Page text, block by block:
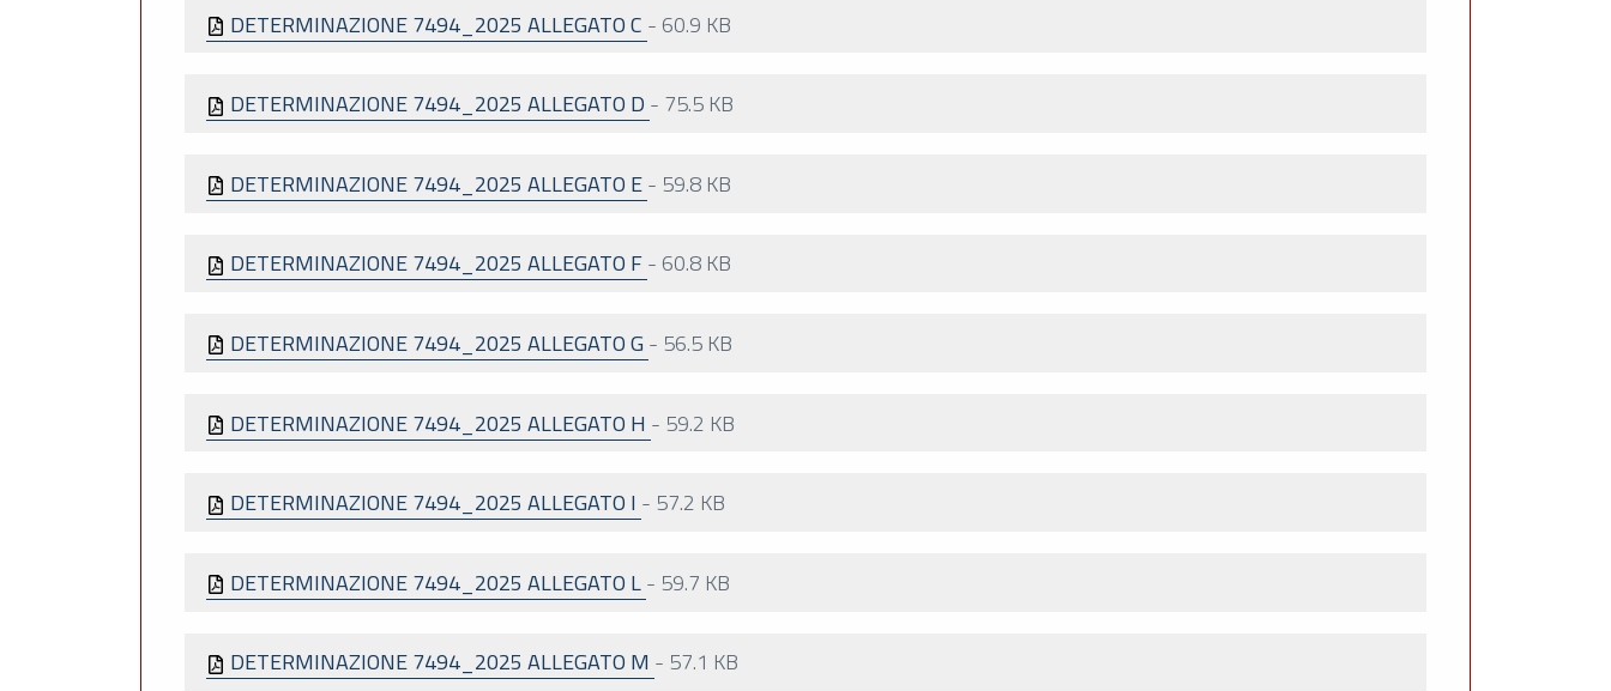
DETERMINAZIONE 7494_2025 ALLEGATO C - 60.9 KB
DETERMINAZIONE 7494_2025 ALLEGATO D - 75.5 KB
DETERMINAZIONE 7494_2025 ALLEGATO E- 59.8 KB
DETERMINAZIONE 7494_2025 ALLEGATO F- 60.8 KB
DETERMINAZIONE 7494_2025 ALLEGATO G - 56.5 KB
DETERMINAZIONE 7494_2025 ALLEGATO H - 59.2 KB
DETERMINAZIONE 7494_2025 ALLEGATO I - 57.2 KB
DETERMINAZIONE 7494_2025 ALLEGATO L- 59.7 KB
DETERMINAZIONE 7494_2025 ALLEGATO M - 57.1 KB